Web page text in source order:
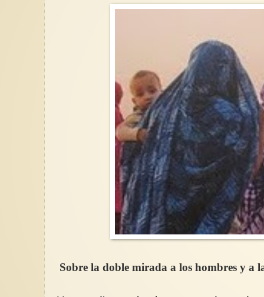
Sobre la doble mirada a los hombres y a